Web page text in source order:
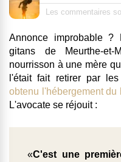
Les commentaires
Annonce improbable ?
gitans de Meurthe-
nourrisson à une mère
l'était fait retirer par
obtenu l'hébergement
L'avocate se réjouit :
«C'est une